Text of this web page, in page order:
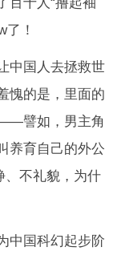
！
中国人去拯救世
愧的是，里面的
譬如，男主角
养育自己的外公
、不礼貌，为什
中国科幻起步阶